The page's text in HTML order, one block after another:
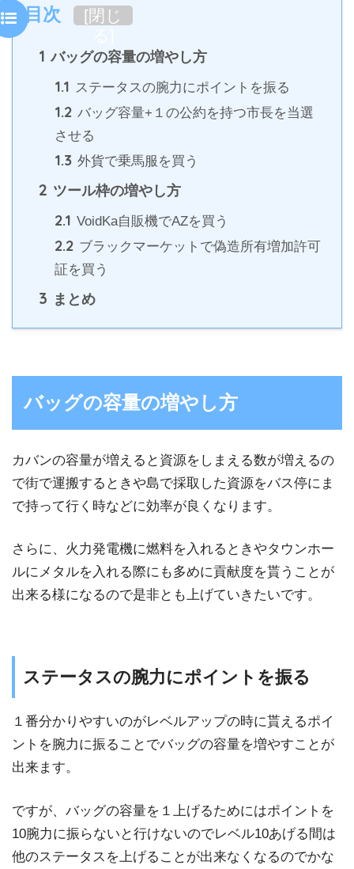
目次 [閉じ
1 バッグの容量の増やし方
1.1 ステータスの腕力にポイントを振る
1.2 バッグ容量+１の公約を持つ市長を当選
させる
1.3 外貨で乗馬服を買う
2 ツール枠の増やし方
2.1 VoidKa自販機でAZを買う
2.2 ブラックマーケットで偽造所有増加許可
証を買う
3 まとめ
バッグの容量の増やし方
カバンの容量が増えると資源をしまえる数が増えるの
で街で運搬するときや島で採取した資源をバス停にま
で持って行く時などに効率が良くなります。
さらに、火力発電機に燃料を入れるときやタウンホー
ルにメタルを入れる際にも多めに貢献度を貰うことが
出来る様になるので是非とも上げていきたいです。
ステータスの腕力にポイントを振る
１番分かりやすいのがレベルアップの時に貰えるポイ
ントを腕力に振ることでバッグの容量を増やすことが
出来ます。
ですが、バッグの容量を１上げるためにはポイントを
10腕力に振らないと行けないのでレベル10あげる間は
他のステータスを上げることが出来なくなるのでかな